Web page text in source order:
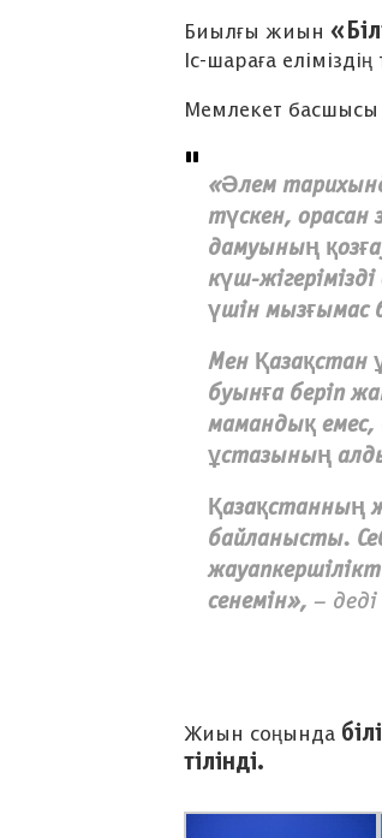
Биылғы жиын
Іс-шараға
Мемлекет басшысы
«Әлем
түскен, орасан
дамуының
күш-
үшін мызғымас
Мен Қазақстан
буынға беріп
мамандық емес,
ұстазының
Қазақстанның
байланысты.
сенемін», –
Жиын соңында
тілінді.